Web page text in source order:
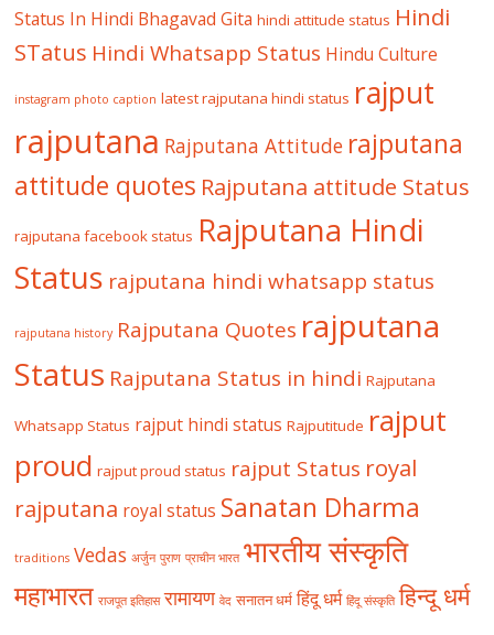
Status In Hindi Bhagavad Gita hindi attitude status Hindi
STatus Hindi Whatsapp Status Hindu Culture
instagram photo caption latest rajputana hindi status rajput
rajputana Rajputana Attitude rajputana
attitude quotes Rajputana attitude Status
rajputana facebook status Rajputana Hindi
Status rajputana hindi whatsapp status
rajputana history Rajputana Quotes rajputana
Status Rajputana Status in hindi Rajputana
Whatsapp Status rajput hindi status Rajputitude rajput
proud rajput proud status rajput Status royal
rajputana royal status Sanatan Dharma
traditions Vedas अर्जुन पुराण प्राचीन भारत भारतीय संस्कृति
महाभारत राजपूत इतिहास रामायण वेद सनातन धर्म हिंदू धर्म हिंदू संस्कृति हिन्दू धर्म